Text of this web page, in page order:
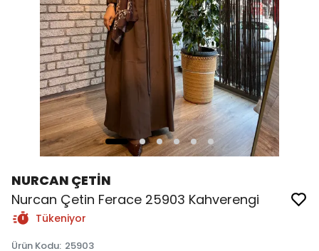
NURCAN ÇETİN
Nurcan Çetin Ferace 25903 Kahverengi
Tükeniyor
Ürün Kodu: 25903